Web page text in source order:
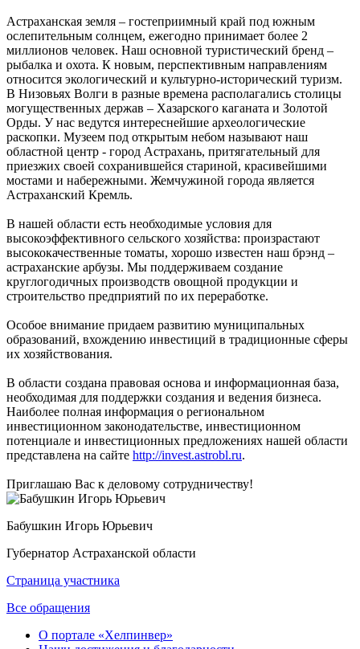
Астраханская земля – гостеприимный край под южным
ослепительным солнцем, ежегодно принимает более 2
миллионов человек. Наш основной туристический бренд –
рыбалка и охота. К новым, перспективным направлениям
относится экологический и культурно-исторический туризм.
В Низовьях Волги в разные времена располагались столицы
могущественных держав – Хазарского каганата и Золотой
Орды. У нас ведутся интереснейшие археологические
раскопки. Музеем под открытым небом называют наш
областной центр - город Астрахань, притягательный для
приезжих своей сохранившейся стариной, красивейшими
мостами и набережными. Жемчужиной города является
Астраханский Кремль.
В нашей области есть необходимые условия для
высокоэффективного сельского хозяйства: произрастают
высококачественные томаты, хорошо известен наш брэнд –
астраханские арбузы. Мы поддерживаем создание
круглогодичных производств овощной продукции и
строительство предприятий по их переработке.
Особое внимание придаем развитию муниципальных
образований, вхождению инвестиций в традиционные сферы
их хозяйствования.
В области создана правовая основа и информационная база,
необходимая для поддержки создания и ведения бизнеса.
Наиболее полная информация о региональном
инвестиционном законодательстве, инвестиционном
потенциале и инвестиционных предложениях нашей области
представлена на сайте http://invest.astrobl.ru.
Приглашаю Вас к деловому сотрудничеству!
Бабушкин Игорь Юрьевич
Губернатор Астраханской области
Страница участника
Все обращения
О портале «Хелпинвер»